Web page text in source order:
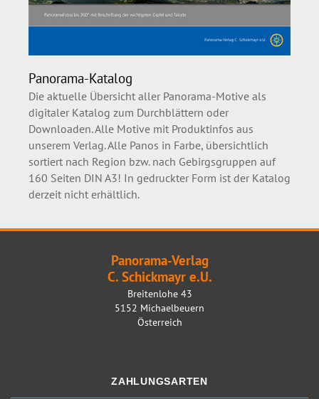
Panorama-Katalog
Die aktuelle Übersicht aller Panorama-Motive als
digitaler Katalog zum Durchblättern oder
Downloaden. Alle Motive mit Produktinfos aus
unserem Verlag. Alle Panos in Farbe, übersichtlich
sortiert nach Region bzw. nach Gebirgsgruppen auf
160 Seiten DIN A3! In gedruckter Form ist der Katalog
derzeit nicht erhältlich.
Panorama-Verlag
C. Schickmayr e.U.
Breitenlohe 43
5152 Michaelbeuern
Österreich
ZAHLUNGSARTEN